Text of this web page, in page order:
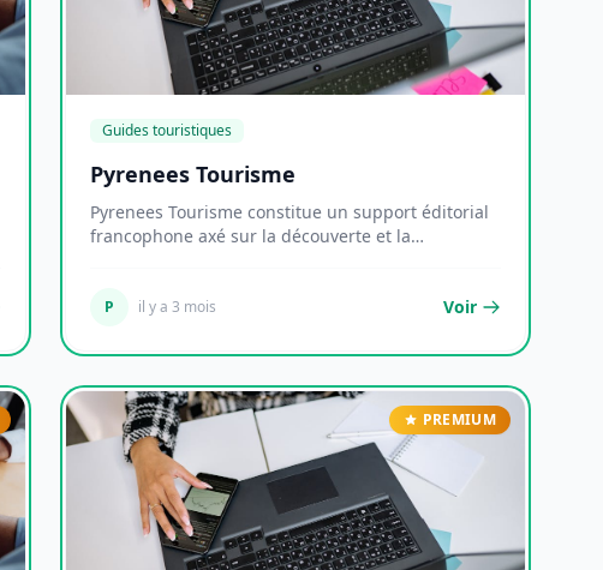
Guides touristiques
Pyrenees Tourisme
Pyrenees Tourisme constitue un support éditorial
francophone axé sur la découverte et la
P il y a 3 mois Voir
PREMIUM